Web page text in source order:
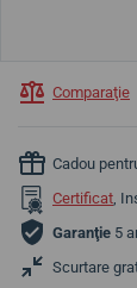
Comparaţie
Cadou
Certificat,
Garanţie 5
Scurtare